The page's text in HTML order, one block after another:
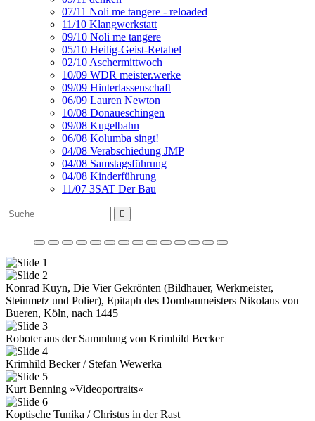
07/11 Noli me tangere - reloaded
11/10 Klangwerkstatt
09/10 Noli me tangere
05/10 Heilig-Geist-Retabel
02/10 Aschermittwoch
10/09 WDR meister.werke
09/09 Hinterlassenschaft
06/09 Lauren Newton
10/08 Donaueschingen
09/08 Kugelbahn
06/08 Kolumba singt!
04/08 Verabschiedung JMP
04/08 Samstagsführung
04/08 Kinderführung
11/07 3SAT Der Bau
Konrad Kuyn, Die Vier Gekrönten (Bildhauer, Werkmeister,
Steinmetz und Polier), Epitaph des Dombaumeisters Nikolaus von
Bueren, Köln, nach 1445
Roboter aus der Sammlung von Krimhild Becker
Krimhild Becker / Stefan Wewerka
Kurt Benning »Videoportraits«
Koptische Tunika / Christus in der Rast